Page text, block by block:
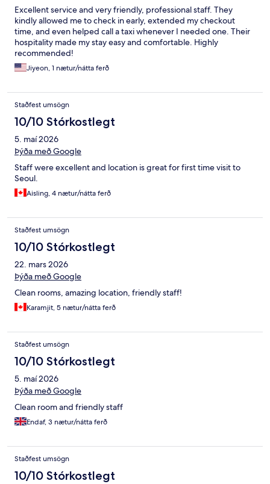
Excellent service and very friendly, professional staff. They
kindly allowed me to check in early, extended my checkout
time, and even helped call a taxi whenever I needed one. Their
hospitality made my stay easy and comfortable. Highly
recommended!
Jiyeon, 1 nætur/nátta ferð
Staðfest umsögn
10/10 Stórkostlegt
5. maí 2026
Þýða með Google
Staff were excellent and location is great for first time visit to
Seoul.
Aisling, 4 nætur/nátta ferð
Staðfest umsögn
10/10 Stórkostlegt
22. mars 2026
Þýða með Google
Clean rooms, amazing location, friendly staff!
Karamjit, 5 nætur/nátta ferð
Staðfest umsögn
10/10 Stórkostlegt
5. maí 2026
Þýða með Google
Clean room and friendly staff
Endaf, 3 nætur/nátta ferð
Staðfest umsögn
10/10 Stórkostlegt